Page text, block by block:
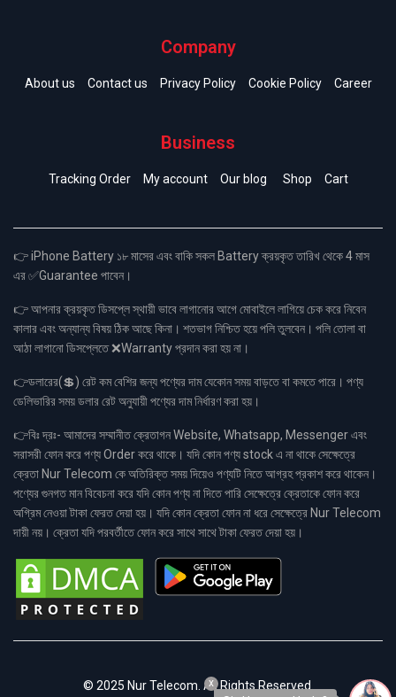
Company
About us Contact us Privacy Policy Cookie Policy Career
Business
Tracking Order My account Our blog Shop Cart
👉 iPhone Battery ১৮ মাসের এবং বাকি সকল Battery ক্রয়কৃত তারিখ থেকে 4 মাস
এর ✅Guarantee পাবেন।
👉 আপনার ক্রয়কৃত ডিসপ্লে স্থায়ী ভাবে লাগানোর আগে মোবাইলে লাগিয়ে চেক করে নিবেন
কালার এবং অন্যান্য বিষয় ঠিক আছে কিনা। শতভাগ নিশ্চিত হয়ে পলি তুলবেন। পলি তোলা বা
আঠা লাগানো ডিসপ্লেতে ❌Warranty প্রদান করা হয় না।
👉ডলারের(💲) রেট কম বেশির জন্য পণ্যের দাম যেকোন সময় বাড়তে বা কমতে পারে। পণ্য
ডেলিভারির সময় ডলার রেট অনুযায়ী পণ্যের দাম নির্ধারণ করা হয়।
👉বিঃ দ্রঃ- আমাদের সম্মানীত ক্রেতাগন Website, Whatsapp, Messenger এবং
সরাসরী ফোন করে পণ্য Order করে থাকে। যদি কোন পণ্য stock এ না থাকে সেক্ষেত্রে
ক্রেতা Nur Telecom কে অতিরিক্ত সময় দিয়েও পণ্যটি নিতে আগ্রহ প্রকাশ করে থাকেন।
পণ্যের গুনগত মান বিবেচনা করে যদি কোন পণ্য না দিতে পারি সেক্ষেত্রে ক্রেতাকে ফোন করে
অগ্রিম নেওয়া টাকা ফেরত দেয়া হয়। যদি কোন ক্রেতা ফোন না ধরে সেক্ষেত্রে Nur Telecom
দায়ী নয়। ক্রেতা যদি পরবর্তীতে ফোন করে সাথে সাথে টাকা ফেরত দেয়া হয়।
© 2025 Nur Telecom. All Rights Reserved.
x